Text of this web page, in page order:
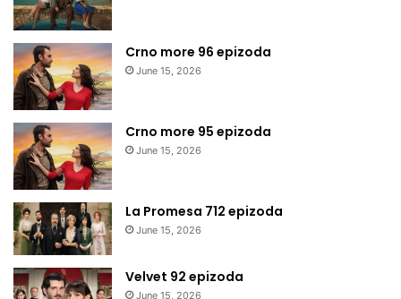
Crno more 96 epizoda
June 15, 2026
Crno more 95 epizoda
June 15, 2026
La Promesa 712 epizoda
June 15, 2026
Velvet 92 epizoda
June 15, 2026